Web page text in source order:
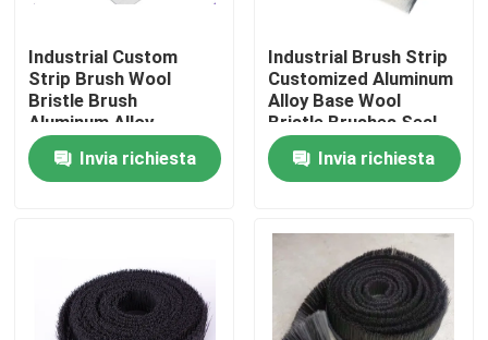
Contattaci
Richiedere un preventivo
Spazzole a rulli industriali
Industrial Custom
Strip Brush Wool
Bristle Brush
Aluminum Alloy
Bracket Strip Brush
Cleaning Brush Strip
Invia richiesta
Industrial Brush Strip
Customized Aluminum
Alloy Base Wool
Bristle Brushes Seal
Strip Brush
Invia richiesta